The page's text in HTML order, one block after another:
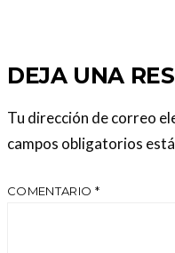
DEJA UNA
Tu dirección de correo
campos obligatorios
COMENTARIO *